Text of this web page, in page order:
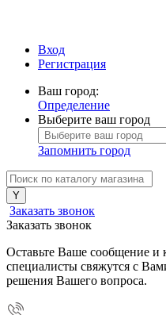
Вход
Регистрация
Ваш город:
Определение
Выберите ваш город
Запомнить город
Заказать звонок
Заказать звонок
Оставьте Ваше сообщение
специалисты свяжутся с
решения Вашего вопроса.